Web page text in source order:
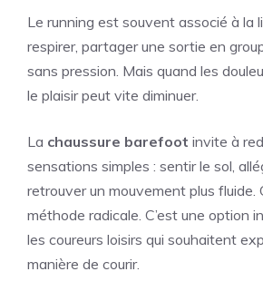
Le running est souvent associé à la
respirer, partager une sortie en
sans pression. Mais quand les
le plaisir peut vite diminuer.
La chaussure barefoot invite à
sensations simples : sentir le sol,
retrouver un mouvement plus fluide.
méthode radicale. C’est une option
les coureurs loisirs qui souhaitent
manière de courir.